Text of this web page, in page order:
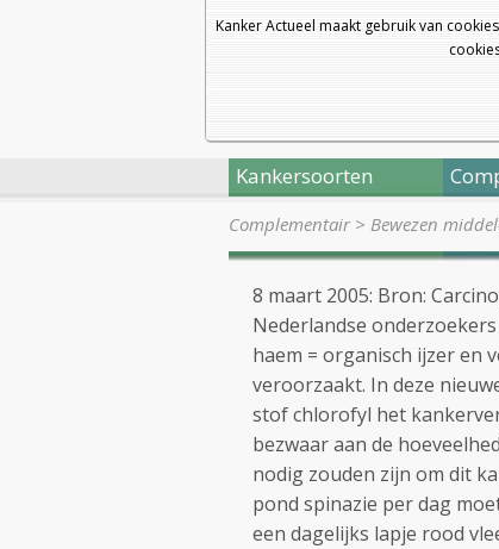
Kanker Actueel maakt gebruik van
Kankersoorten
Complementair> Bewezen
8 maart 2005: Bron:
Nederlandse
haem = organisch ijzer en
veroorzaakt. In deze
stof chlorofyl het
bezwaar aan de
nodig zouden zijn om dit
pond spinazie per dag
een dagelijks lapje rood